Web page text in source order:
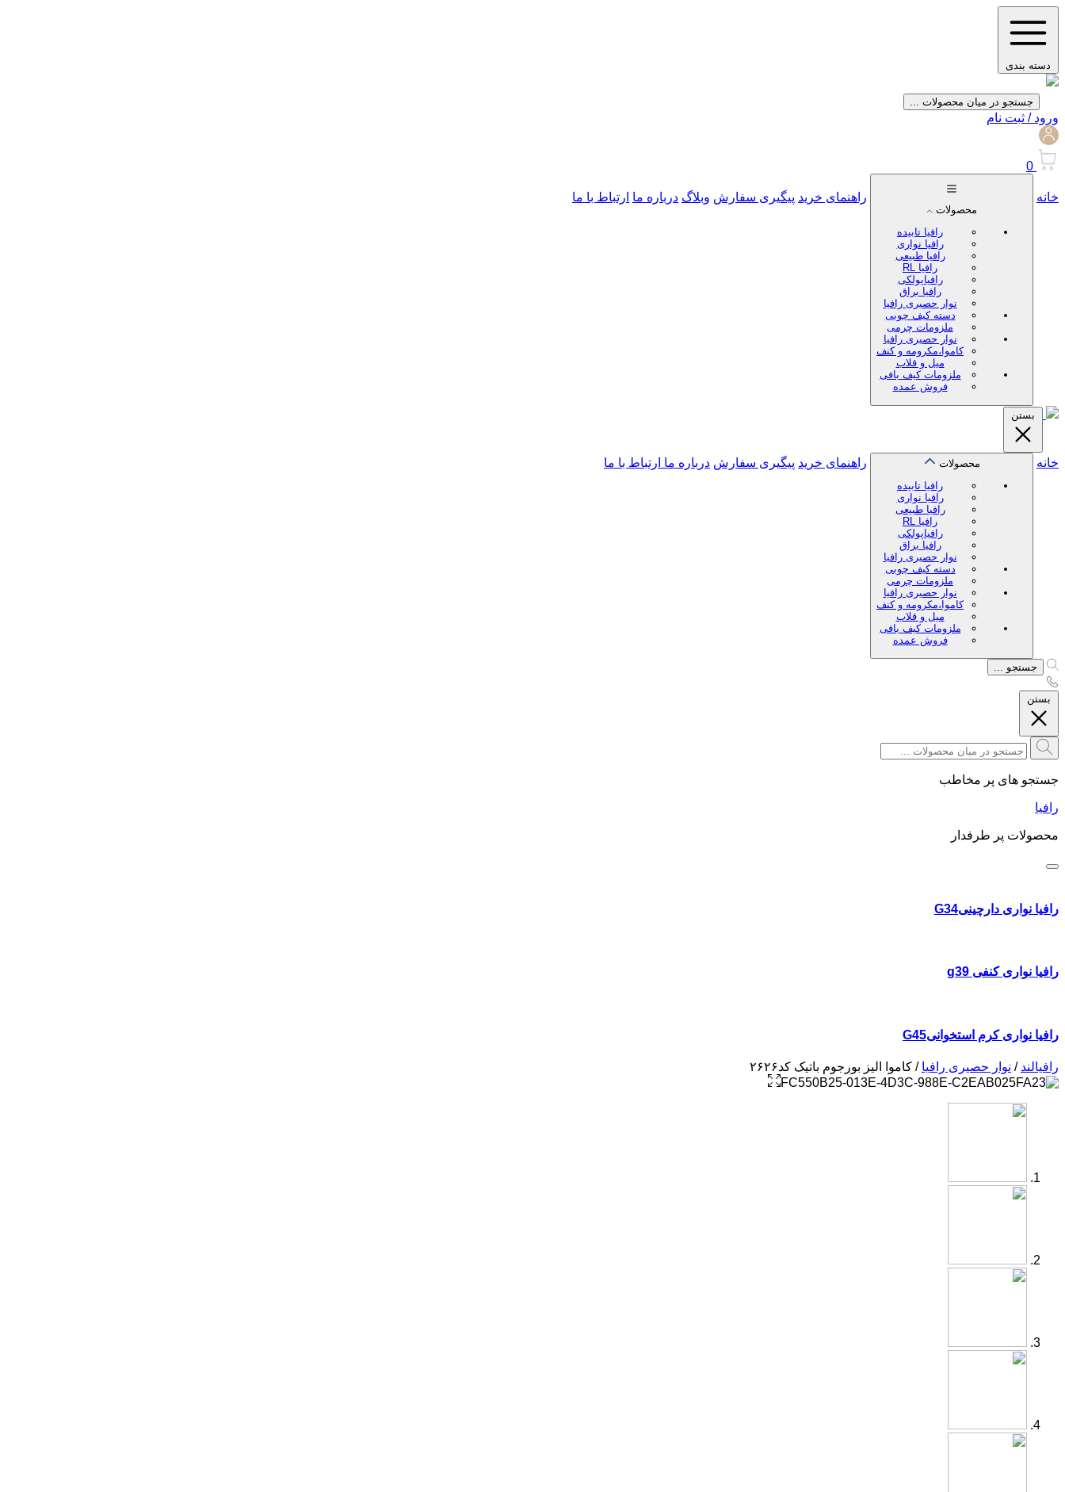
دسته بندی
جستجو در میان محصولات ...
ورود / ثبت نام
0
خانه
محصولات
رافیا تابیده
رافیا نواری
رافیا طبیعی
رافیا RL
رافیاپولکی
رافیا براق
نوار حصیری رافیا
دسته کیف چوبی
ملزومات چرمی
نوار حصیری رافیا
کاموا،مکرومه و کنف
میل و قلاب
ملزومات کیف بافی
فروش عمده
راهنمای خرید پیگیری سفارش وبلاگ درباره ما ارتباط با ما
بستن
خانه
محصولات
رافیا تابیده
رافیا نواری
رافیا طبیعی
رافیا RL
رافیاپولکی
رافیا براق
نوار حصیری رافیا
دسته کیف چوبی
ملزومات چرمی
نوار حصیری رافیا
کاموا،مکرومه و کنف
میل و قلاب
ملزومات کیف بافی
فروش عمده
راهنمای خرید پیگیری سفارش درباره ما ارتباط با ما
جستجو ...
بستن
جستجو های پر مخاطب
رافیا
محصولات پر طرفدار
رافیا نواری دارچینیG34
رافیا نواری کنفی g39
رافیا نواری کرم استخوانیG45
رافیالند / نوار حصیری رافیا / کاموا الیز بورجوم باتیک کد۲۶۲۶